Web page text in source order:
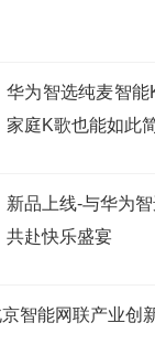
华为智选纯麦智
家庭K歌也能如此
新品上线-与华为
共赴快乐盛宴
智能网联产业创